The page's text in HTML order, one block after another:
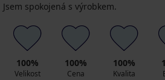
Jsem spokojená s výrobkem.
100%
Velikost
100%
Cena
100%
Kvalita